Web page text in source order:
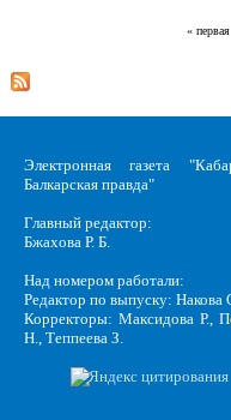
« первая
Электронная газета
Балкарская правда"
Главный редактор:
Бжахова Р. Б.
Над номером работали:
Редактор по выпуску: Накова
Корректоры: Максидова Р.,
Н., Теппеева З.